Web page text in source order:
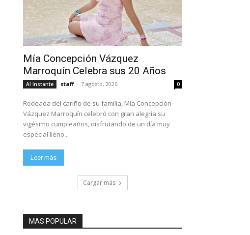
Mía Concepción Vázquez
Marroquín Celebra sus 20 Años
Al Instante staff - 7 agosto, 2026 0
Rodeada del cariño de su familia, Mía Concepción
Vázquez Marroquín celebró con gran alegría su
vigésimo cumpleaños, disfrutando de un día muy
especial lleno...
Leer más
Cargar más
MAS POPULAR